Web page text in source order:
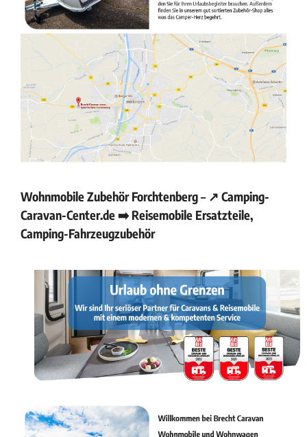
Wohnmobile Zubehör Forchtenberg – ↗️ Camping-
Caravan-Center.de ➡️ Reisemobile Ersatzteile,
Camping-Fahrzeugzubehör